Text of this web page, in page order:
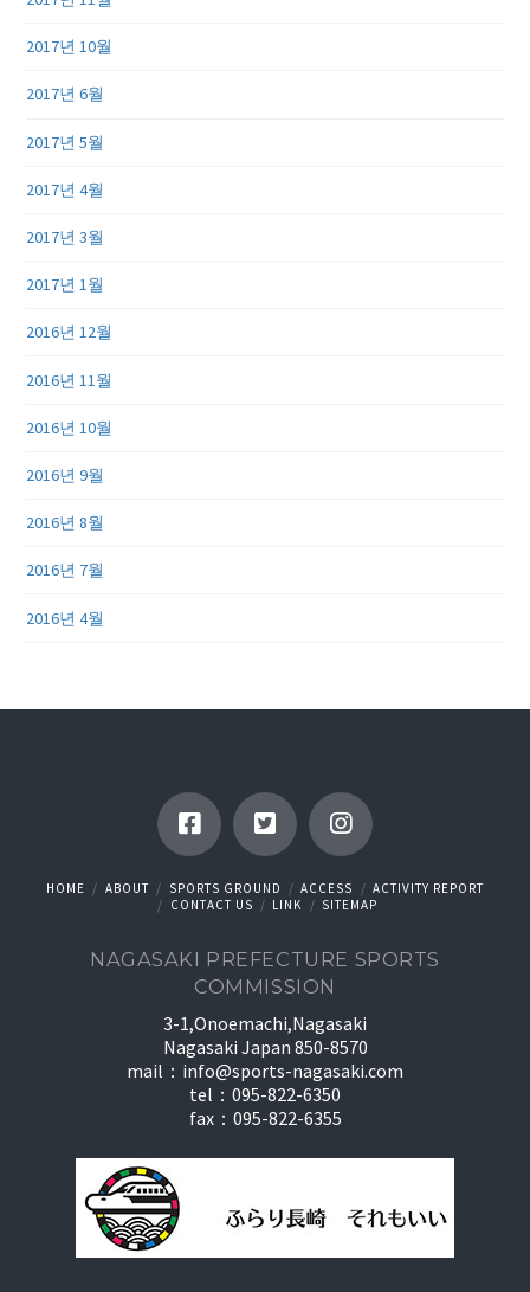
2017년 10월
2017년 6월
2017년 5월
2017년 4월
2017년 3월
2017년 1월
2016년 12월
2016년 11월
2016년 10월
2016년 9월
2016년 8월
2016년 7월
2016년 4월
HOME ABOUT SPORTS GROUND ACCESS
ACTIVITY REPORT
CONTACT US
LINK SITEMAP
NAGASAKI PREFECTURE SPORTS
COMMISSION
3-1,Onoemachi,Nagasaki
Nagasaki Japan 850-8570
mail： info@sports-nagasaki.com
tel：095-822-6350
fax：095-822-6355